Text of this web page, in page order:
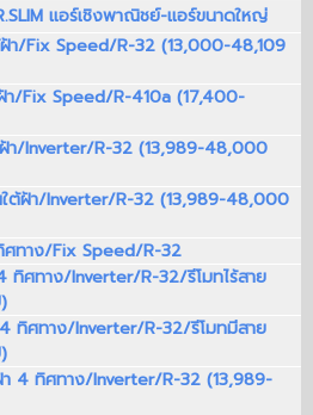
แอร์เชิงพาณิชย์-แอร์ขนาดใหญ่
า/Fix Speed/R-32 (13,000-48,109
า/Fix Speed/R-410a (17,400-
า/Inverter/R-32 (13,989-48,000
ใต้ฝ้า/Inverter/R-32 (13,989-48,000
ทาง/Fix Speed/R-32
ทิศทาง/Inverter/R-32/รีโมทไร้สาย
ทิศทาง/Inverter/R-32/รีโมทมีสาย
า 4 ทิศทาง/Inverter/R-32 (13,989-